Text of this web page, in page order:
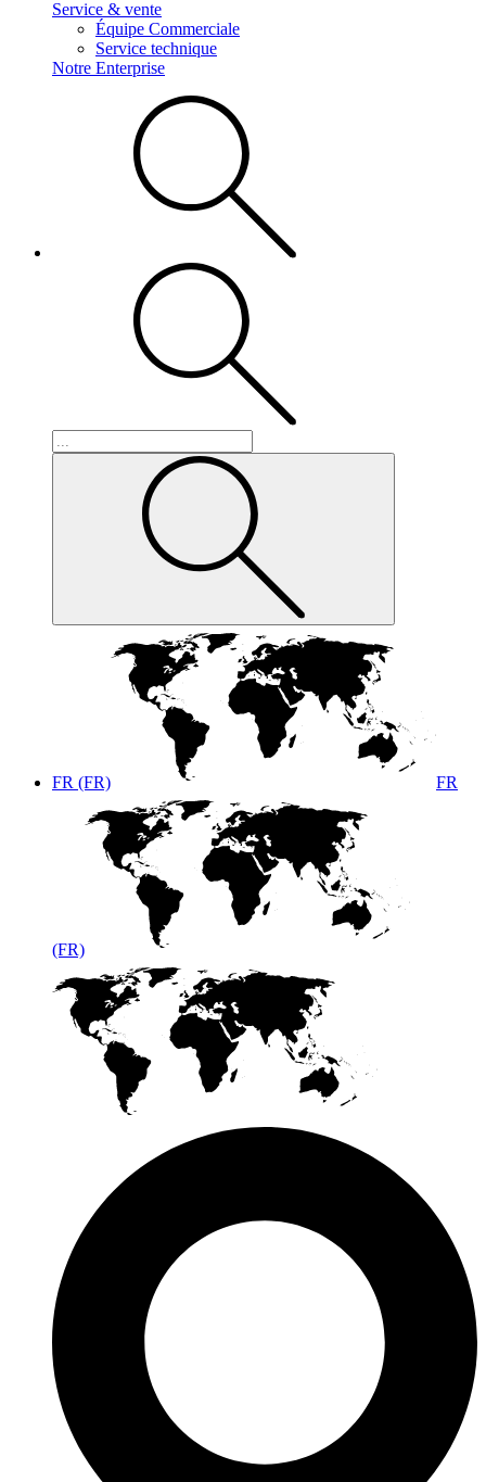
Service & vente
Équipe Commerciale
Service technique
Notre Enterprise
FR (FR) FR
(FR)